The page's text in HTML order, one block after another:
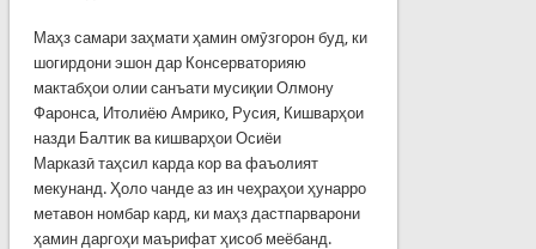
Маҳз самари заҳмати ҳамин омӯзгорон буд, ки
шогирдони эшон дар Консерваторияю
мактабҳои олии санъати мусиқии Олмону
Фаронса, Итолиёю Амрико, Русия, Кишварҳои
назди Балтик ва кишварҳои Осиёи
Марказӣ таҳсил карда кор ва фаъолият
мекунанд. Ҳоло чанде аз ин чеҳраҳои ҳунарро
метавон номбар кард, ки маҳз дастпарварони
ҳамин даргоҳи маърифат ҳисоб меёбанд.